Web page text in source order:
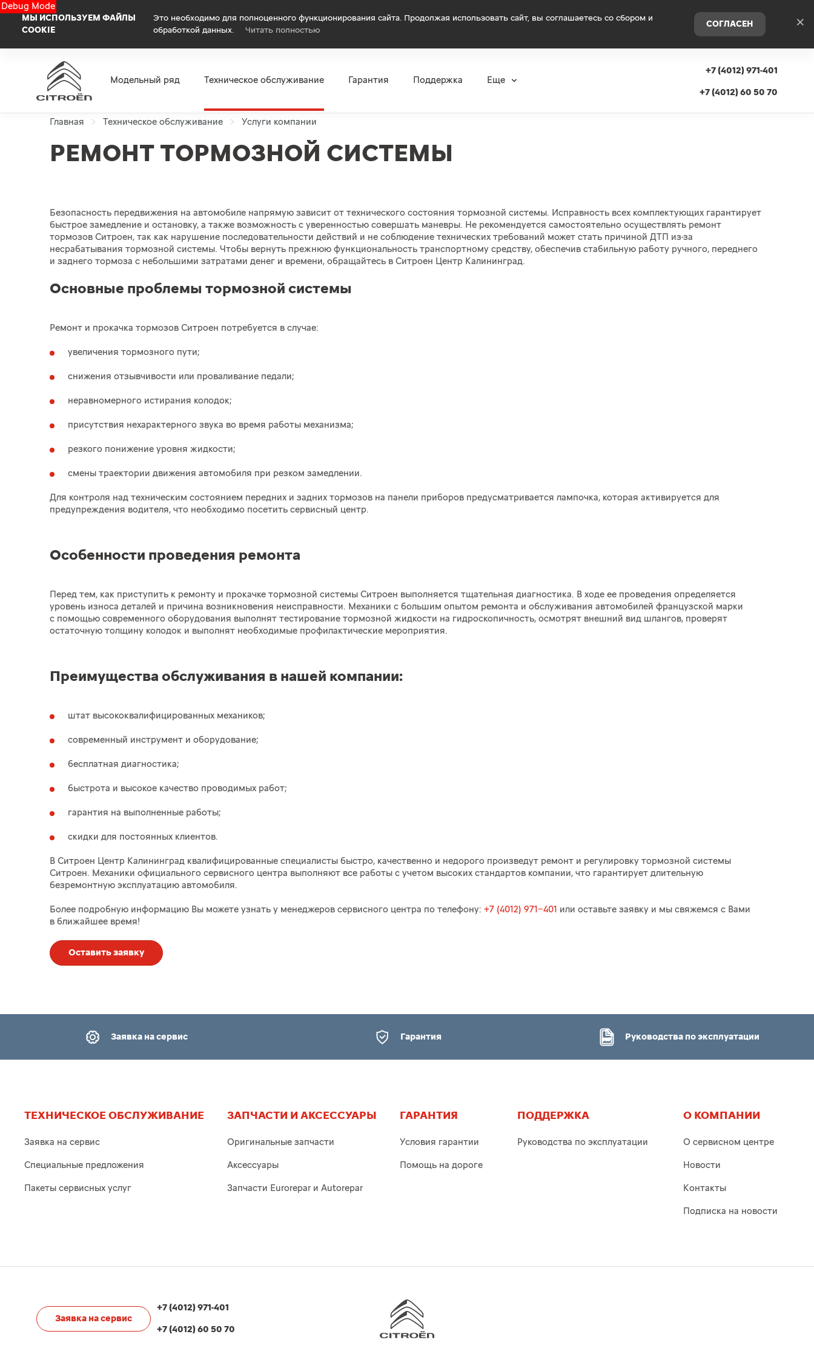
Debug Mode
МЫ ИСПОЛЬЗУЕМ ФАЙЛЫ
COOKIE
Это необходимо для полноценного функционирования сайта. Продолжая использовать сайт, вы соглашаетесь со сбором и
обработкой данных.
Читать полностью
СОГЛАСЕН ×
Модельный ряд Техническое обслуживание Гарантия Поддержка Еще
+7 (4012) 971-401
+7 (4012) 60 50 70
Главная Техническое обслуживание Услуги компании
РЕМОНТ ТОРМОЗНОЙ СИСТЕМЫ
Безопасность передвижения на автомобиле напрямую зависит от технического состояния тормозной системы. Исправность всех комплектующих гарантирует
быстрое замедление и остановку, а также возможность c уверенностью совершать маневры. Не рекомендуется самостоятельно осуществлять ремонт
тормозов Ситроен, так как нарушение последовательности действий и не соблюдение технических требований может стать причиной ДТП из-за
несрабатывания тормозной системы. Чтобы вернуть прежнюю функциональность транспортному средству, обеспечив стабильную работу ручного, переднего
и заднего тормоза с небольшими затратами денег и времени, обращайтесь в Ситроен Центр Калининград.
Основные проблемы тормозной системы
Ремонт и прокачка тормозов Ситроен потребуется в случае:
увеличения тормозного пути;
снижения отзывчивости или проваливание педали;
неравномерного истирания колодок;
присутствия нехарактерного звука во время работы механизма;
резкого понижение уровня жидкости;
смены траектории движения автомобиля при резком замедлении.
Для контроля над техническим состоянием передних и задних тормозов на панели приборов предусматривается лампочка, которая активируется для
предупреждения водителя, что необходимо посетить сервисный центр.
Особенности проведения ремонта
Перед тем, как приступить к ремонту и прокачке тормозной системы Ситроен выполняется тщательная диагностика. В ходе ее проведения определяется
уровень износа деталей и причина возникновения неисправности. Механики с большим опытом ремонта и обслуживания автомобилей французской марки
с помощью современного оборудования выполнят тестирование тормозной жидкости на гидроскопичность, осмотрят внешний вид шлангов, проверят
остаточную толщину колодок и выполнят необходимые профилактические мероприятия.
Преимущества обслуживания в нашей компании:
штат высококвалифицированных механиков;
современный инструмент и оборудование;
бесплатная диагностика;
быстрота и высокое качество проводимых работ;
гарантия на выполненные работы;
скидки для постоянных клиентов.
В Ситроен Центр Калининград квалифицированные специалисты быстро, качественно и недорого произведут ремонт и регулировку тормозной системы
Ситроен. Механики официального сервисного центра выполняют все работы с учетом высоких стандартов компании, что гарантирует длительную
безремонтную эксплуатацию автомобиля.
Более подробную информацию Вы можете узнать у менеджеров сервисного центра по телефону: +7 (4012) 971−401 или оставьте заявку и мы свяжемся с Вами
в ближайшее время!
Оставить заявку
Заявка на сервис Гарантия Руководства по эксплуатации
ТЕХНИЧЕСКОЕ ОБСЛУЖИВАНИЕ
Заявка на сервис
Специальные предложения
Пакеты сервисных услуг
ЗАПЧАСТИ И АКСЕССУАРЫ
Оригинальные запчасти
Аксессуары
Запчасти Eurorepar и Autorepar
ГАРАНТИЯ
Условия гарантии
Помощь на дороге
ПОДДЕРЖКА
Руководства по эксплуатации
О КОМПАНИИ
О сервисном центре
Новости
Контакты
Подписка на новости
+7 (4012) 971-401
+7 (4012) 60 50 70
Заявка на сервис